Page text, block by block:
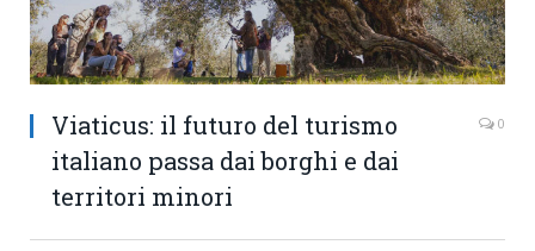
Viaticus: il futuro del turismo
italiano passa dai borghi e dai
territori minori
0